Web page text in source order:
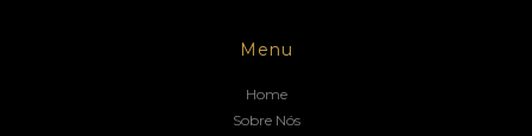
Menu
Home
Sobre Nós